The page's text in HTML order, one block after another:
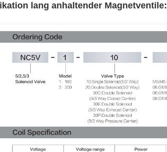
lang anhaltender Magnetventile: